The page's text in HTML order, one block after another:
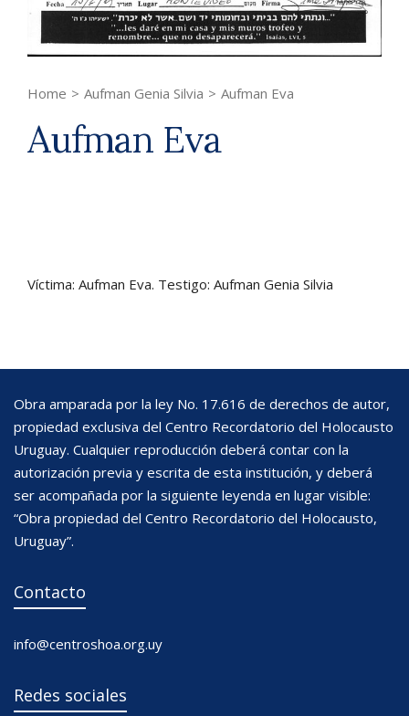
Home > Aufman Genia Silvia > Aufman Eva
Aufman Eva
Víctima: Aufman Eva. Testigo: Aufman Genia Silvia
Obra amparada por la ley No. 17.616 de derechos de autor,
propiedad exclusiva del Centro Recordatorio del Holocausto
Uruguay. Cualquier reproducción deberá contar con la
autorización previa y escrita de esta institución, y deberá
ser acompañada por la siguiente leyenda en lugar visible:
“Obra propiedad del Centro Recordatorio del Holocausto,
Uruguay”.
Contacto
info@centroshoa.org.uy
Redes sociales